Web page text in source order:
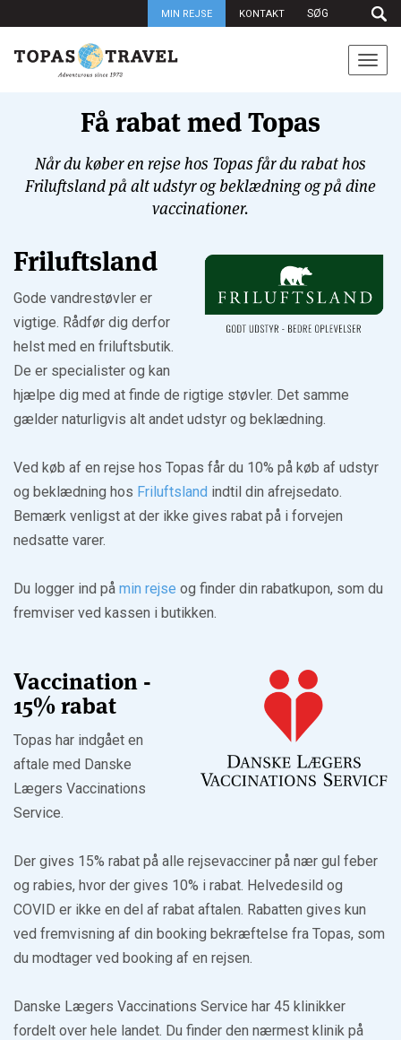
MIN REJSE KONTAKT
Få rabat med Topas
Når du køber en rejse hos Topas får du rabat hos
Friluftsland på alt udstyr og beklædning og på dine
vaccinationer.
Friluftsland
Gode vandrestøvler er
vigtige. Rådfør dig derfor
helst med en friluftsbutik.
De er specialister og kan
hjælpe dig med at finde de rigtige støvler. Det samme
gælder naturligvis alt andet udstyr og beklædning.
Ved køb af en rejse hos Topas får du 10% på køb af udstyr
og beklædning hos Friluftsland indtil din afrejsedato.
Bemærk venligst at der ikke gives rabat på i forvejen
nedsatte varer.
Du logger ind på min rejse og finder din rabatkupon, som du
fremviser ved kassen i butikken.
Vaccination -
15% rabat
Topas har indgået en
aftale med Danske
Lægers Vaccinations
Service.
Der gives 15% rabat på alle rejsevacciner på nær gul feber
og rabies, hvor der gives 10% i rabat. Helvedesild og
COVID er ikke en del af rabat aftalen. Rabatten gives kun
ved fremvisning af din booking bekræftelse fra Topas, som
du modtager ved booking af en rejsen.
Danske Lægers Vaccinations Service har 45 klinikker
fordelt over hele landet. Du finder den nærmest klinik på